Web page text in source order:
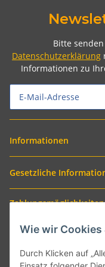
Bitte
Datenschutzerklärung
Informationen zu
Informationen
Gesetzliche
Zahlungsmöglichkeiten
Wie wir Cookies
Durch Klicken auf